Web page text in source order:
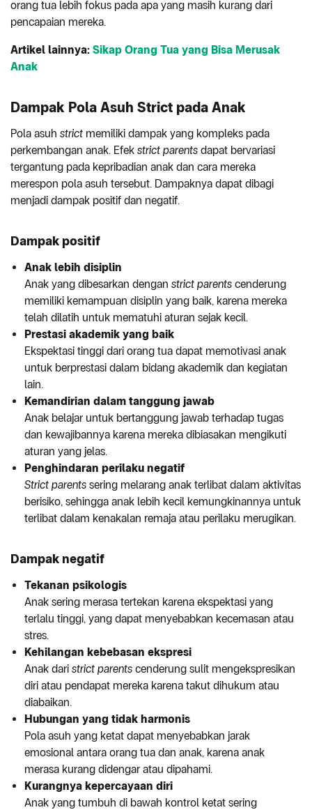
orang tua lebih fokus pada apa yang masih kurang dari
pencapaian mereka.
Artikel lainnya: Sikap Orang Tua yang Bisa Merusak
Anak
Dampak Pola Asuh Strict pada Anak
Pola asuh strict memiliki dampak yang kompleks pada
perkembangan anak. Efek strict parents dapat bervariasi
tergantung pada kepribadian anak dan cara mereka
merespon pola asuh tersebut. Dampaknya dapat dibagi
menjadi dampak positif dan negatif.
Dampak positif
Anak lebih disiplin
Anak yang dibesarkan dengan strict parents cenderung
memiliki kemampuan disiplin yang baik, karena mereka
telah dilatih untuk mematuhi aturan sejak kecil.
Prestasi akademik yang baik
Ekspektasi tinggi dari orang tua dapat memotivasi anak
untuk berprestasi dalam bidang akademik dan kegiatan
lain.
Kemandirian dalam tanggung jawab
Anak belajar untuk bertanggung jawab terhadap tugas
dan kewajibannya karena mereka dibiasakan mengikuti
aturan yang jelas.
Penghindaran perilaku negatif
Strict parents sering melarang anak terlibat dalam aktivitas
berisiko, sehingga anak lebih kecil kemungkinannya untuk
terlibat dalam kenakalan remaja atau perilaku merugikan.
Dampak negatif
Tekanan psikologis
Anak sering merasa tertekan karena ekspektasi yang
terlalu tinggi, yang dapat menyebabkan kecemasan atau
stres.
Kehilangan kebebasan ekspresi
Anak dari strict parents cenderung sulit mengekspresikan
diri atau pendapat mereka karena takut dihukum atau
diabaikan.
Hubungan yang tidak harmonis
Pola asuh yang ketat dapat menyebabkan jarak
emosional antara orang tua dan anak, karena anak
merasa kurang didengar atau dipahami.
Kurangnya kepercayaan diri
Anak yang tumbuh di bawah kontrol ketat sering